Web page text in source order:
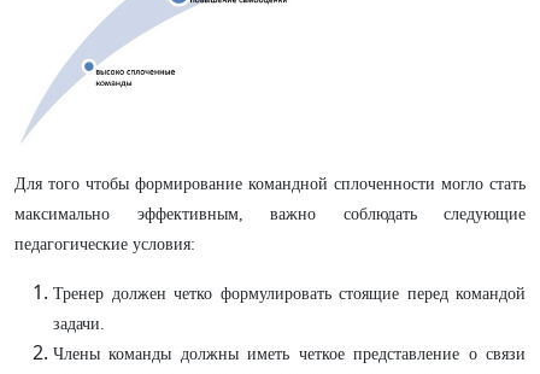
Для того чтобы формирование командной сплоченности могло стать
максимально эффективным, важно соблюдать следующие
педагогические условия:
Тренер должен четко формулировать стоящие перед командой
задачи.
Члены команды должны иметь четкое представление о связи